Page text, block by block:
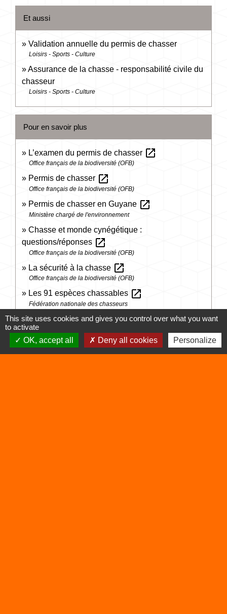
Et aussi
Validation annuelle du permis de chasser
Loisirs - Sports - Culture
Assurance de la chasse - responsabilité civile du
chasseur
Loisirs - Sports - Culture
Pour en savoir plus
L’examen du permis de chasser open_in_new
Office français de la biodiversité (OFB)
Permis de chasser open_in_new
Office français de la biodiversité (OFB)
Permis de chasser en Guyane open_in_new
Ministère chargé de l'environnement
Chasse et monde cynégétique :
questions/réponses open_in_new
Office français de la biodiversité (OFB)
La sécurité à la chasse open_in_new
Office français de la biodiversité (OFB)
Les 91 espèces chassables open_in_new
Fédération nationale des chasseurs
Procédés de chasse interditsopen_in_new
Legifrance
This site uses cookies and gives you control over what you want
to activate
OK, accept all
Deny all cookies Personalize